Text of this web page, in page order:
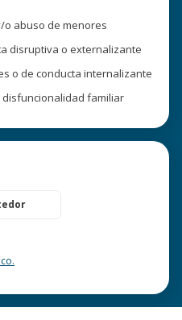
o abuso de menores
disruptiva o externalizante
o de conducta internalizante
familiar